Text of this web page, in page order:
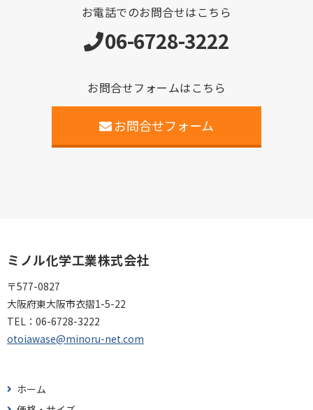
お電話でのお問合せはこちら
06-6728-3222
お問合せフォームはこちら
お問合せフォーム
ミノル化学工業株式会社
〒577-0827
大阪府東大阪市衣摺1-5-22
TEL： 06-6728-3222
otoiawase@minoru-net.com
ホーム